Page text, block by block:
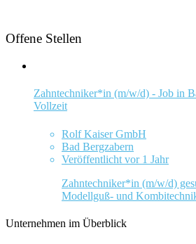
Offene Stellen
Zahntechniker*in (m/w/d) - Job in
Vollzeit
Rolf Kaiser GmbH
Bad Bergzabern
Veröffentlicht vor 1 Jahr
Zahntechniker*in (m/w/d)
Modellguß- und
Unternehmen im Überblick